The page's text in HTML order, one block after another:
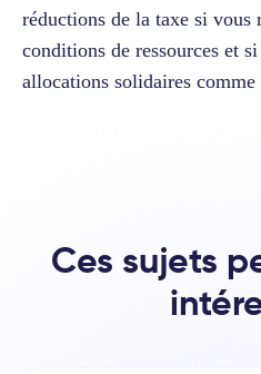
réductions de la taxe si vous
conditions de ressources et
allocations solidaires
Ces sujets